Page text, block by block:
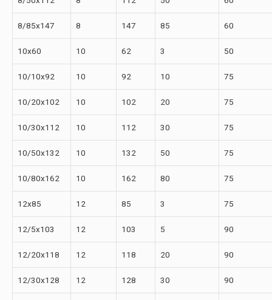
8/85х147 8 147 85 60
10х60 10 62 3 50
10/10х92 10 92 10 75
10/20х102 10 102 20 75
10/30х112 10 112 30 75
10/50х132 10 132 50 75
10/80х162 10 162 80 75
12х85 12 85 3 75
12/5х103 12 103 5 90
12/20х118 12 118 20 90
12/30х128 12 128 30 90